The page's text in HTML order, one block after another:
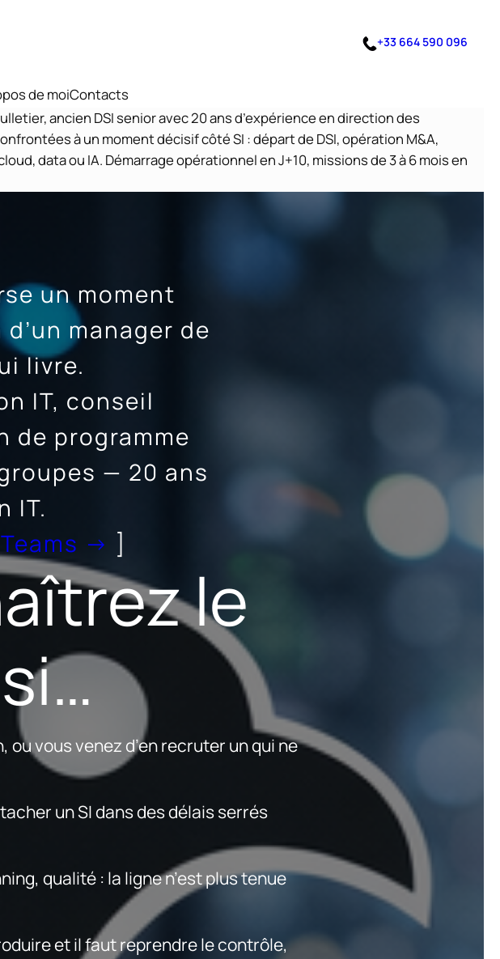
+33 664 590 096
de moiContacts
ancien DSI senior avec 20 ans d’expérience en direction des
à un moment décisif côté SI : départ de DSI, opération M&A,
data ou IA. Démarrage opérationnel en J+10, missions de 3 à 6 mois en
un moment
manager de
livre.
IT, conseil
programme
— 20 ans
IT.
→ ]
le
vous venez d’en recruter un qui ne
un SI dans des délais serrés
qualité : la ligne n’est plus tenue
et il faut reprendre le contrôle,